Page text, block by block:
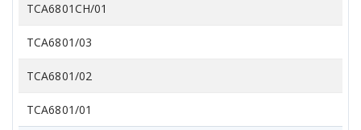
TCA6801CH/01
TCA6801/03
TCA6801/02
TCA6801/01